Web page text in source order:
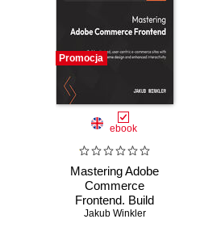
Promocja
ebook
Mastering Adobe
Commerce
Frontend. Build
optimized, user-
Jakub Winkler